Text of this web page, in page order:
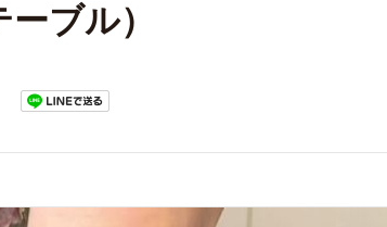
ブル）